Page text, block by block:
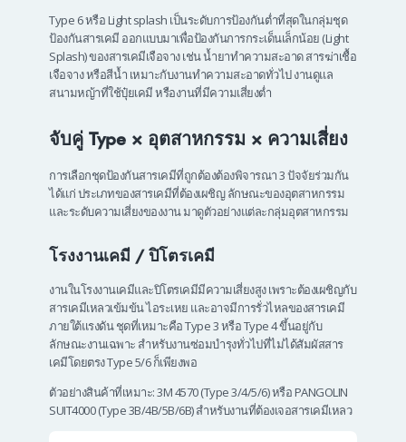
Type 6 หรือ Light splash เป็นระดับการป้องกันต่ำที่สุดในกลุ่มชุด
ป้องกันสารเคมี ออกแบบมาเพื่อป้องกันการกระเด็นเล็กน้อย (Light
Splash) ของสารเคมีเจือจาง เช่น น้ำยาทำความสะอาด สารฆ่าเชื้อ
เจือจาง หรือสีน้ำ เหมาะกับงานทำความสะอาดทั่วไป งานดูแล
สนามหญ้าที่ใช้ปุ๋ยเคมี หรืองานที่มีความเสี่ยงต่ำ
จับคู่ Type × อุตสาหกรรม × ความเสี่ยง
การเลือกชุดป้องกันสารเคมีที่ถูกต้องต้องพิจารณา 3 ปัจจัยร่วมกัน
ได้แก่ ประเภทของสารเคมีที่ต้องเผชิญ ลักษณะของอุตสาหกรรม
และระดับความเสี่ยงของงาน มาดูตัวอย่างแต่ละกลุ่มอุตสาหกรรม
โรงงานเคมี / ปิโตรเคมี
งานในโรงงานเคมีและปิโตรเคมีมีความเสี่ยงสูง เพราะต้องเผชิญกับ
สารเคมีเหลวเข้มข้น ไอระเหย และอาจมีการรั่วไหลของสารเคมี
ภายใต้แรงดัน ชุดที่เหมาะคือ Type 3 หรือ Type 4 ขึ้นอยู่กับ
ลักษณะงานเฉพาะ สำหรับงานซ่อมบำรุงทั่วไปที่ไม่ได้สัมผัสสาร
เคมีโดยตรง Type 5/6 ก็เพียงพอ
ตัวอย่างสินค้าที่เหมาะ: 3M 4570 (Type 3/4/5/6) หรือ PANGOLIN
SUIT4000 (Type 3B/4B/5B/6B) สำหรับงานที่ต้องเจอสารเคมีเหลว